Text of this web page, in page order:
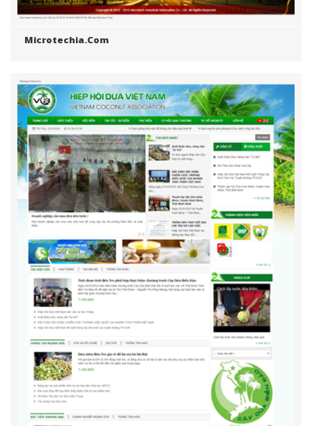
Microtechia.com